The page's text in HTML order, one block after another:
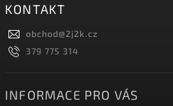
KONTAKT
obchod@2j2k.cz
379 775 314
INFORMACE PRO VÁS